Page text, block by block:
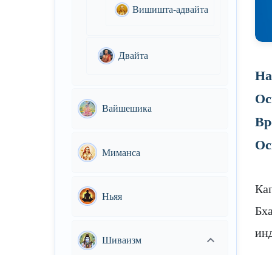
Вишишта-адвайта
Двайта
Вайшешика
Миманса
Ньяя
Шиваизм